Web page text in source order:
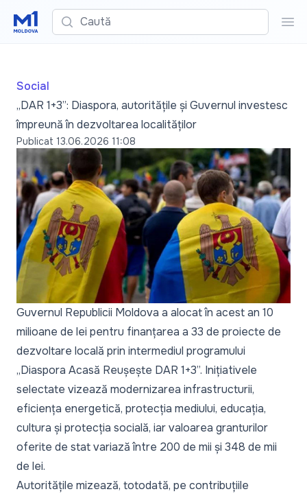
Caută
Social
„DAR 1+3”: Diaspora, autoritățile și Guvernul investesc
împreună în dezvoltarea localităților
Publicat 13.06.2026 11:08
Guvernul Republicii Moldova a alocat în acest an 10
milioane de lei pentru finanțarea a 33 de proiecte de
dezvoltare locală prin intermediul programului
„Diaspora Acasă Reușește DAR 1+3”. Inițiativele
selectate vizează modernizarea infrastructurii,
eficiența energetică, protecția mediului, educația,
cultura și protecția socială, iar valoarea granturilor
oferite de stat variază între 200 de mii și 348 de mii
de lei.
Autoritățile mizează, totodată, pe contribuțiile